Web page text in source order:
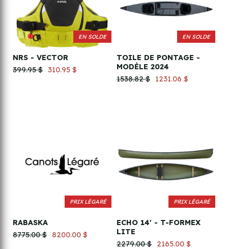
EN SOLDE
NRS - VECTOR
399.95 $ 310.95 $
EN SOLDE
TOILE DE PONTAGE -
MODÈLE 2024
1538.82 $
1231.06 $
PRIX LÉGARÉ
RABASKA
8775.00 $
8200.00 $
PRIX LÉGARÉ
ECHO 14' - T-FORMEX
LITE
2279.00 $
2165.00 $